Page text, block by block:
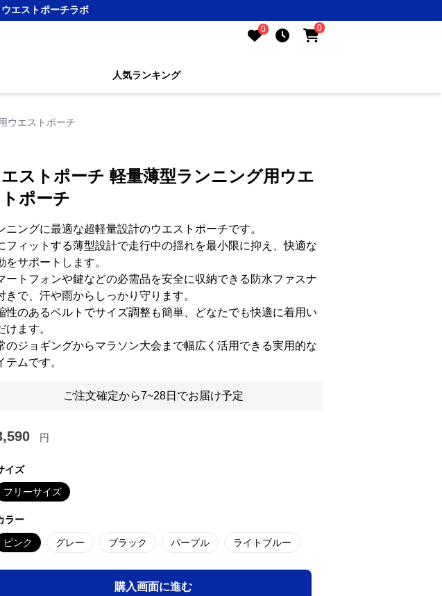
エストポーチラボ
0 0
人気ランキング
ウエストポーチ
ストポーチ 軽量薄型ランニング用ウエ
ポーチ
ニングに最適な超軽量設計のウエストポーチです。
フィットする薄型設計で走行中の揺れを最小限に抑え、快適な
をサポートします。
ートフォンや鍵などの必需品を安全に収納できる防水ファスナ
きで、汗や雨からしっかり守ります。
性のあるベルトでサイズ調整も簡単、どなたでも快適に着用い
けます。
のジョギングからマラソン大会まで幅広く活用できる実用的な
テムです。
ご注文確定から7~28日でお届け予定
円
イズ
フリーサイズ
ラー
ピンク グレー ブラック パープル ライトブルー
購入画面に進む